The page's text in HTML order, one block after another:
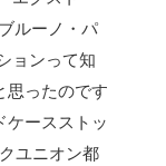
ルーノ・パ
ョンって知
思ったのです
ースストッ
ユニオン都